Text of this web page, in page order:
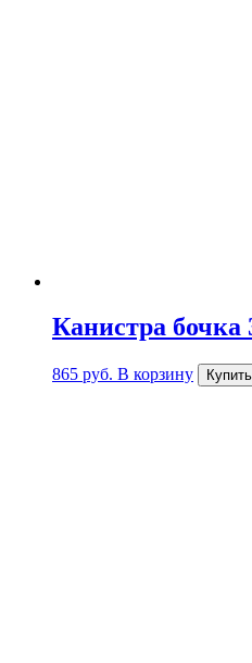
Канистра бочка
865 руб. В корзину